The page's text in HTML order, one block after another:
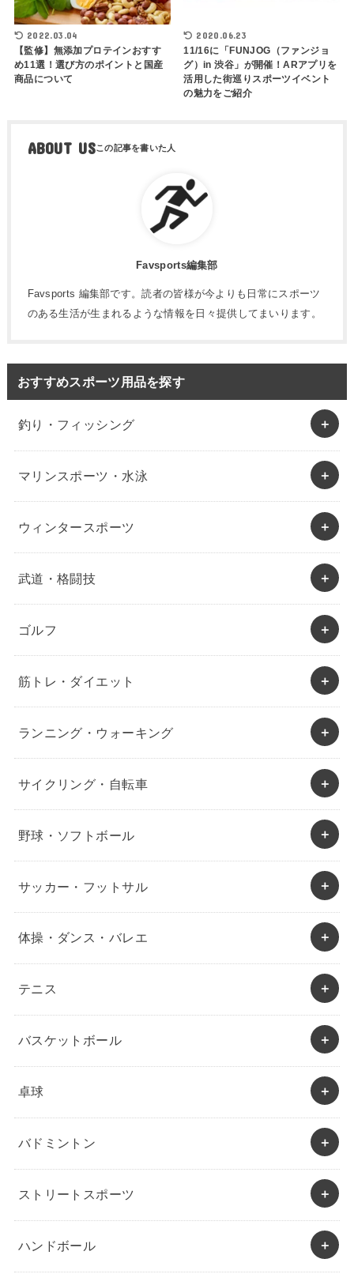
2022.03.04
【監修】無添加プロテインおすす
め11選！選び方のポイントと国産
商品について
2020.06.23
11/16に「FUNJOG（ファンジョ
グ）in 渋谷」が開催！ARアプリを
活用した街巡りスポーツイベント
の魅力をご紹介
ABOUT US
Favsports編集部
Favsports 編集部です。読者の皆様が今よりも日常にスポーツ
のある生活が生まれるような情報を日々提供してまいります。
おすすめスポーツ用品を探す
釣り・フィッシング
マリンスポーツ・水泳
ウィンタースポーツ
武道・格闘技
ゴルフ
筋トレ・ダイエット
ランニング・ウォーキング
サイクリング・自転車
野球・ソフトボール
サッカー・フットサル
体操・ダンス・バレエ
テニス
バスケットボール
卓球
バドミントン
ストリートスポーツ
ハンドボール